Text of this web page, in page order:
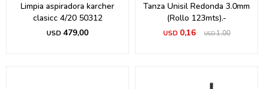
Limpia aspiradora karcher
clasicc 4/20 50312
USD 479,00
Tanza Unisil Redonda 3.0mm
(Rollo 123mts).-
USD 0,16 USD1,00